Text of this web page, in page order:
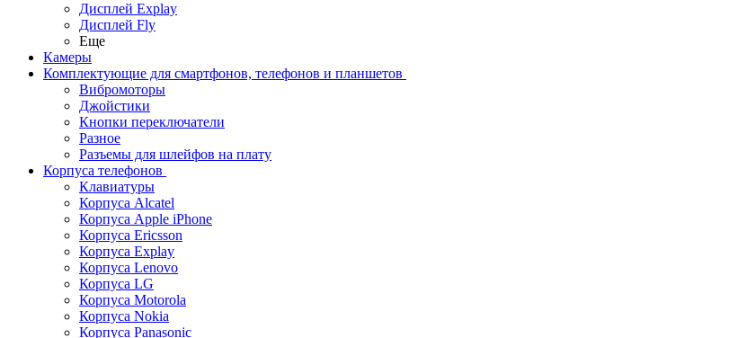
Дисплей Explay
Дисплей Fly
Еще
Камеры
Комплектующие для смартфонов, телефонов и планшетов
Вибромоторы
Джойстики
Кнопки переключатели
Разное
Разъемы для шлейфов на плату
Корпуса телефонов
Клавиатуры
Корпуса Alcatel
Корпуса Apple iPhone
Корпуса Ericsson
Корпуса Explay
Корпуса Lenovo
Корпуса LG
Корпуса Motorola
Корпуса Nokia
Корпуса Panasonic